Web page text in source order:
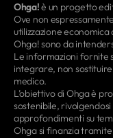
Ohga!è un progetto
Ove non
utilizzazione
Ohga! sono da
Le informazioni fornite
integrare, non
medico.
L’obiettivo di Ohga è
sostenibile,
approfondimenti su
Ohga si finanzia